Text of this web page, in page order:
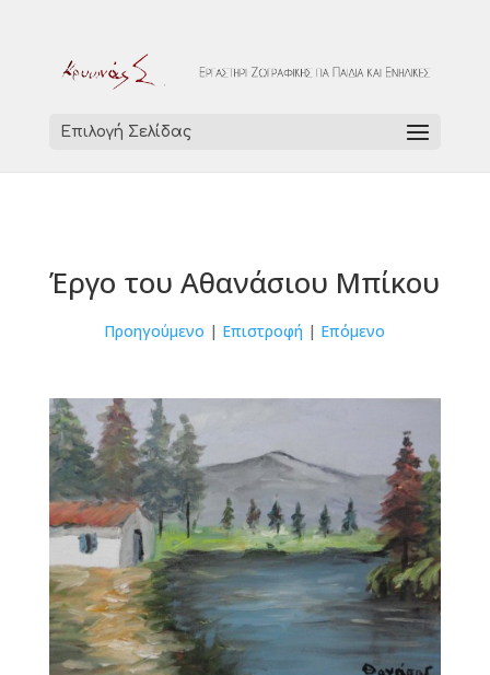
Επιλογή Σελίδας
Έργο του Αθανάσιου Μπίκου
Προηγούμενο | Επιστροφή | Επόμενο